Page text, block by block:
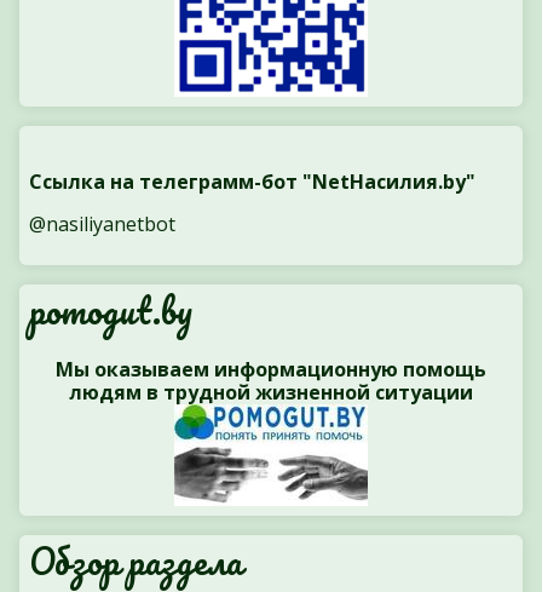
Ссылка на телеграмм-бот "NetНасилия.by"
@nasiliyanetbot
pomogut.by
Мы оказываем информационную помощь
людям в трудной жизненной ситуации
Обзор раздела